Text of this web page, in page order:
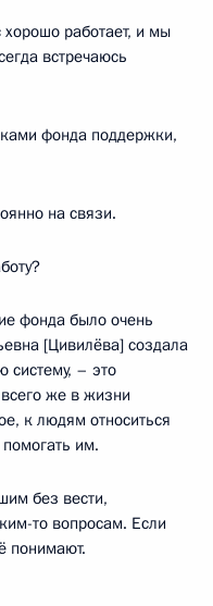
хорошо работает, и мы
встречаюсь
фонда поддержки,
на связи.
фонда было очень
[Цивилёва] создала
систему, – это
же в жизни
к людям относиться
им.
без вести,
то вопросам. Если
понимают.